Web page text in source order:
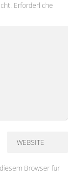
Erforderliche
Browser für